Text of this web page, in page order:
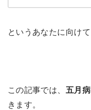
というあなたに向けて
この記事では、 五月病
きます。